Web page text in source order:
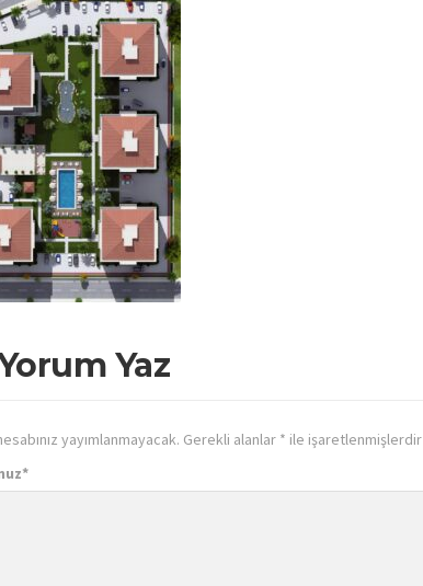
Yaz
yayımlanmayacak. Gerekli alanlar * ile işaretlenmişlerdir
*